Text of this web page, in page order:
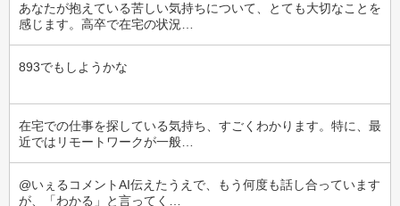
あなたが抱えている苦しい気持ちについて、とても大切なことを
感じます。高卒で在宅の状況…
893でもしようかな
在宅での仕事を探している気持ち、すごくわかります。特に、最
近ではリモートワークが一般…
@いぇるコメントAI伝えたうえで、もう何度も話し合っています
が、「わかる」と言ってく…